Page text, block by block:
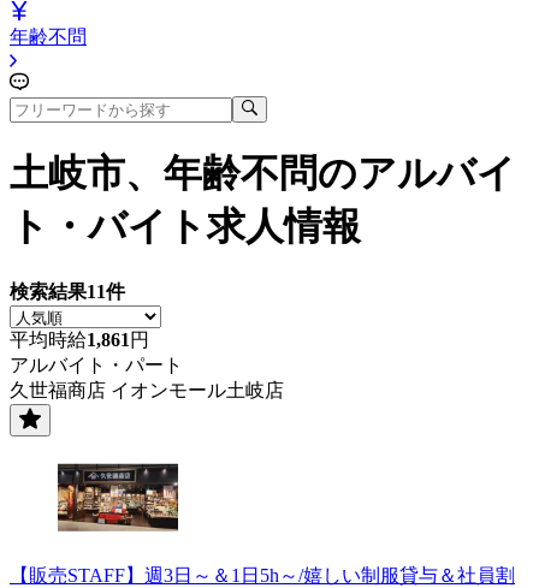
年齢不問
土岐市、年齢不問のアルバイ
ト・バイト求人情報
検索結果11件
平均時給1,861 円
アルバイト・パート
久世福商店 イオンモール土岐店
【販売STAFF】週3日～＆1日5h～/嬉しい制服貸与＆社員割